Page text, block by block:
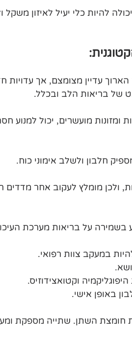
יכולה להיות כלי יעיל לאיזון
עדיין מצומצם, אך עדויות
של בריאות הלב ובכלל.
ומזונות מועשרים, יכול למנוע
חלבון ולשלב אימוני כוח.
ולכן מומלץ לעקוב אחר מדדים
בשמירה על בריאות מערכת
במעקב צוות רפואי.
וקטואצידוזיס.
באופן אישי.
חומצת השתן. שתייה מספקת